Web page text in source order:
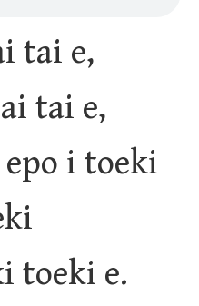
tai e,
tai e,
i toeki
toeki e.